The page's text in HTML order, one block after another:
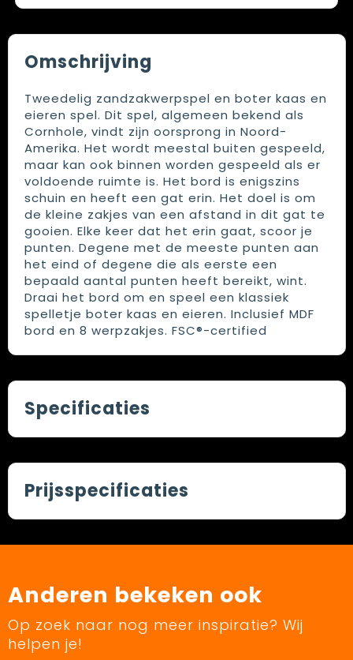
Omschrijving
Tweedelig zandzakwerpspel en boter kaas en
eieren spel. Dit spel, algemeen bekend als
Cornhole, vindt zijn oorsprong in Noord-
Amerika. Het wordt meestal buiten gespeeld,
maar kan ook binnen worden gespeeld als er
voldoende ruimte is. Het bord is enigszins
schuin en heeft een gat erin. Het doel is om
de kleine zakjes van een afstand in dit gat te
gooien. Elke keer dat het erin gaat, scoor je
punten. Degene met de meeste punten aan
het eind of degene die als eerste een
bepaald aantal punten heeft bereikt, wint.
Draai het bord om en speel een klassiek
spelletje boter kaas en eieren. Inclusief MDF
bord en 8 werpzakjes. FSC®-certified
Specificaties
Prijsspecificaties
Anderen bekeken ook
Op zoek naar nog meer inspiratie? Wij
helpen je!